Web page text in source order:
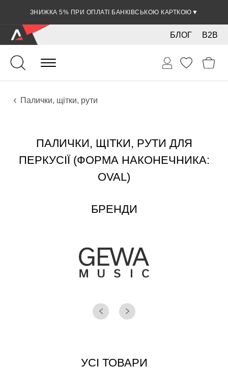
ЗНИЖКА 5% ПРИ ОПЛАТІ БАНКІВСЬКОЮ КАРТКОЮ ▼
B2B
БЛОГ
Ударні
Перкусія
Аксесуари
Палички, щітки, рути
ПАЛИЧКИ, ЩІТКИ, РУТИ ДЛЯ
ПЕРКУСІЇ (ФОРМА НАКОНЕЧНИКА:
OVAL)
БРЕНДИ
УСІ ТОВАРИ